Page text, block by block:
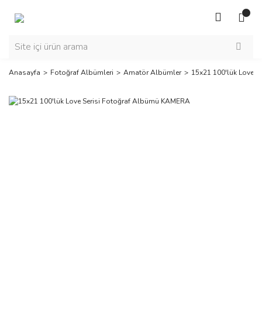
Anasayfa Fotoğraf Albümleri Amatör Albümler 15x21 100'lük Love